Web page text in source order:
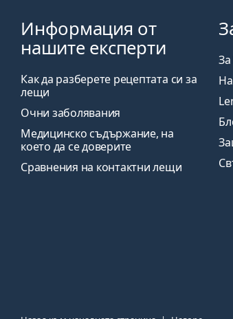
Информация от
нашите експерти
Как да разберете рецептата си за
лещи
Очни заболявания
Медицинско съдържание, на
което да се доверите
Сравнения на контактни лещи